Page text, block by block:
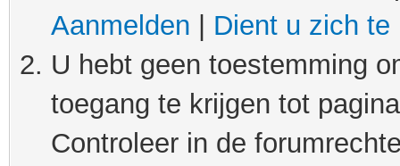
Aanmelden
Dient u zich te
U hebt geen toestemming
toegang te krijgen tot
Controleer in de